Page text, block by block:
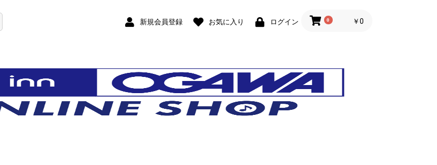
新規会員登録 お気に入り ログイン 0 ￥0